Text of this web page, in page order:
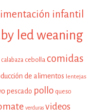
infantil
led weaning
calabaza cebolla comidas
de alimentos lentejas
pescado pollo queso
verduras videos